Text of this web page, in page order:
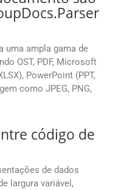
uma ampla gama de
OST, PDF, Microsoft
PowerPoint (PPT,
como JPEG, PNG,
código de
de dados
largura variável,